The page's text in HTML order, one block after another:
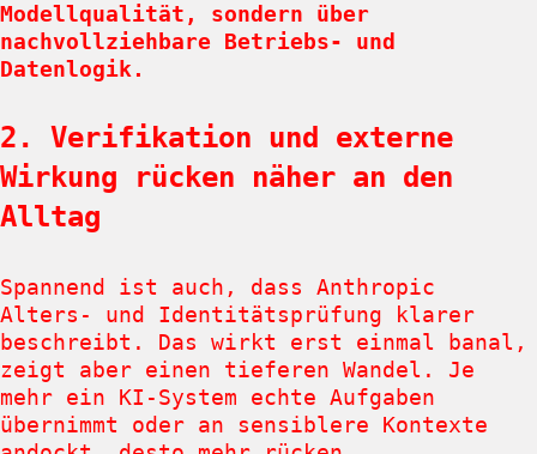
Modellqualität, sondern über
nachvollziehbare Betriebs- und
Datenlogik.
2. Verifikation und externe
Wirkung rücken näher an den
Alltag
Spannend ist auch, dass Anthropic
Alters- und Identitätsprüfung klarer
beschreibt. Das wirkt erst einmal banal,
zeigt aber einen tieferen Wandel. Je
mehr ein KI-System echte Aufgaben
übernimmt oder an sensiblere Kontexte